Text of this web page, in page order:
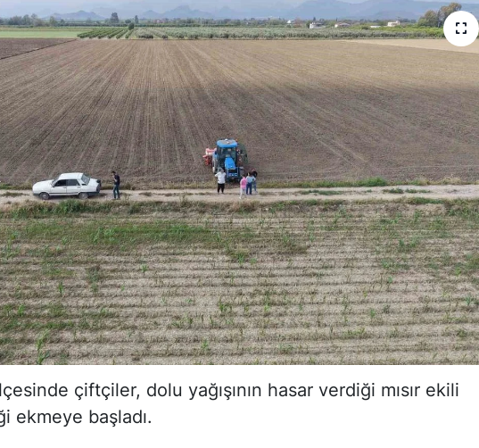
çiftçiler, dolu yağışının hasar verdiği mısır ekili
ekmeye başladı.